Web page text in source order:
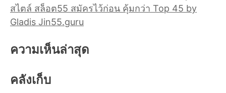
สไตล์ สล็อต55 สมัครไว้ก่อน คุ้มกว่า Top 45 by
Gladis Jin55.guru
ความเห็นล่าสุด
คลังเก็บ